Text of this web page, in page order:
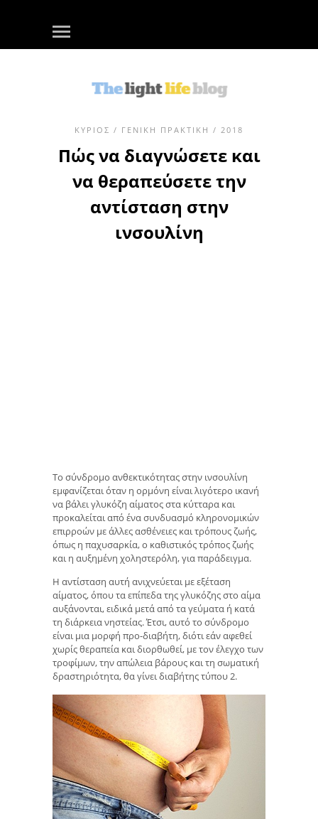
ΚΎΡΙΟΣ / ΓΕΝΙΚΉ ΠΡΑΚΤΙΚΉ / 2018
Πώς να διαγνώσετε και
να θεραπεύσετε την
αντίσταση στην
ινσουλίνη
Το σύνδρομο ανθεκτικότητας στην ινσουλίνη
εμφανίζεται όταν η ορμόνη είναι λιγότερο ικανή
να βάλει γλυκόζη αίματος στα κύτταρα και
προκαλείται από ένα συνδυασμό κληρονομικών
επιρροών με άλλες ασθένειες και τρόπους ζωής,
όπως η παχυσαρκία, ο καθιστικός τρόπος ζωής
και η αυξημένη χοληστερόλη, για παράδειγμα.
Η αντίσταση αυτή ανιχνεύεται με εξέταση
αίματος, όπου τα επίπεδα της γλυκόζης στο αίμα
αυξάνονται, ειδικά μετά από τα γεύματα ή κατά
τη διάρκεια νηστείας. Έτσι, αυτό το σύνδρομο
είναι μια μορφή προ-διαβήτη, διότι εάν αφεθεί
χωρίς θεραπεία και διορθωθεί, με τον έλεγχο των
τροφίμων, την απώλεια βάρους και τη σωματική
δραστηριότητα, θα γίνει διαβήτης τύπου 2.